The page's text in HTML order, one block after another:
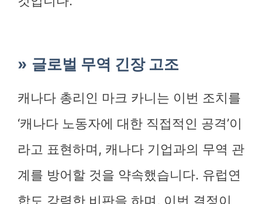
글로벌 무역 긴장 고조
캐나다 총리인 마크 카니는 이번 조치를
‘캐나다 노동자에 대한 직접적인 공격’이
라고 표현하며, 캐나다 기업과의 무역 관
계를 방어할 것을 약속했습니다. 유럽연
합도 강력한 비판을 하며, 이번 결정이